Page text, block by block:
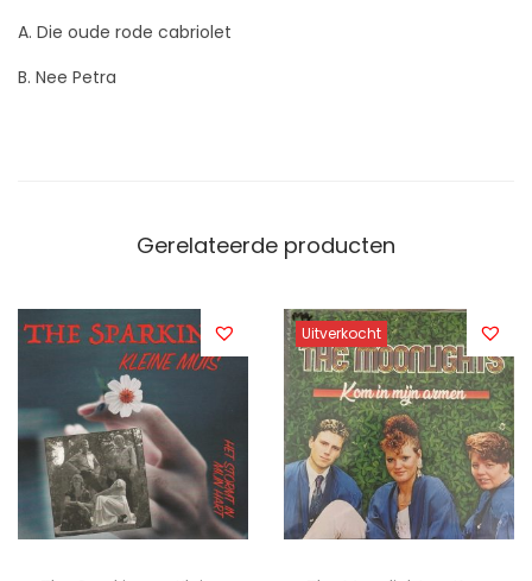
A. Die oude rode cabriolet
B. Nee Petra
Gerelateerde producten
Uitverkocht